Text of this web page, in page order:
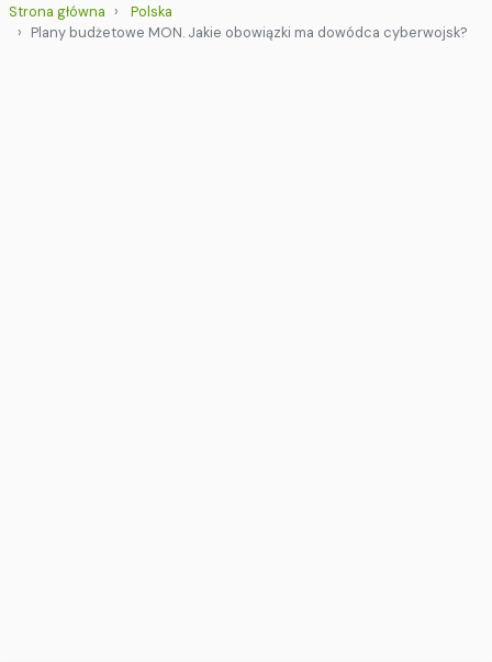
Strona główna
Polska
Plany budżetowe MON. Jakie obowiązki ma dowódca cyberwojsk?